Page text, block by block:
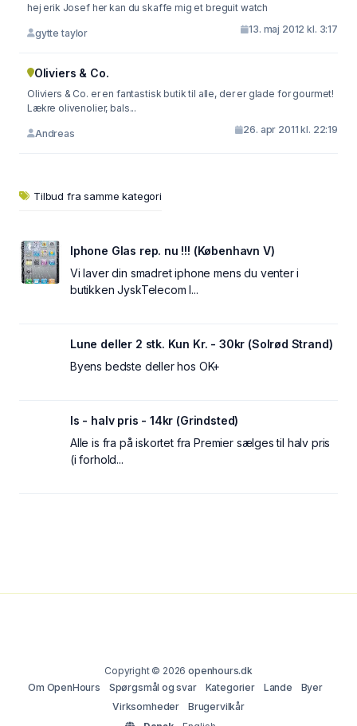
hej erik Josef her kan du skaffe mig et breguit watch
gytte taylor 13. maj 2012 kl. 3:17
Oliviers & Co.
Oliviers & Co. er en fantastisk butik til alle, der er glade for gourmet!
Lækre olivenolier, bals...
Andreas 26. apr 2011 kl. 22:19
Tilbud fra samme kategori
Iphone Glas rep. nu !!! (København V)
Vi laver din smadret iphone mens du venter i
butikken JyskTelecom I...
Lune deller 2 stk. Kun Kr. - 30kr (Solrød Strand)
Byens bedste deller hos OK+
Is - halv pris - 14kr (Grindsted)
Alle is fra på iskortet fra Premier sælges til halv pris
(i forhold...
Copyright © 2026openhours.dk
Om OpenHours
Spørgsmål og svar Kategorier Lande
Byer
Virksomheder
Brugervilkår